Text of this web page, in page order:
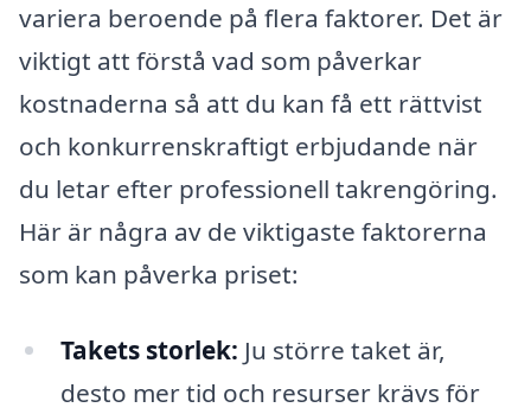
variera beroende på flera faktorer. Det är
viktigt att förstå vad som påverkar
kostnaderna så att du kan få ett rättvist
och konkurrenskraftigt erbjudande när
du letar efter professionell takrengöring.
Här är några av de viktigaste faktorerna
som kan påverka priset:
Takets storlek: Ju större taket är,
desto mer tid och resurser krävs för